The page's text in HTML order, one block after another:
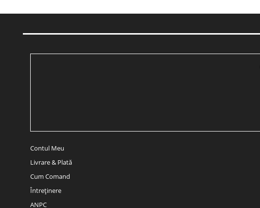
Contul Meu
Livrare & Plată
Cum Comand
Întreținere
ANPC